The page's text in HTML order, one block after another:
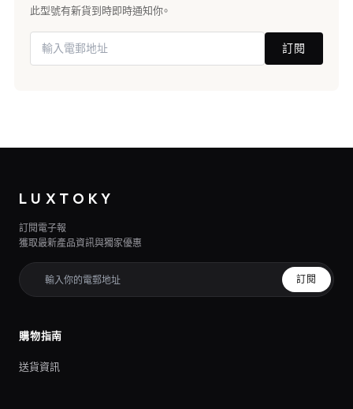
此型號有新貨到時即時通知你。
訂閱
LUXTOKY
訂閱電子報
獲取最新產品資訊與獨家優惠
訂閱
購物指南
送貨資訊